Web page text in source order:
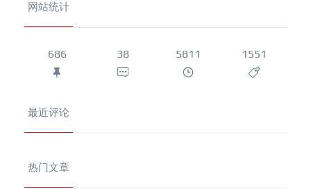
网站统计
686 38 5811 1551
最近评论
热门文章